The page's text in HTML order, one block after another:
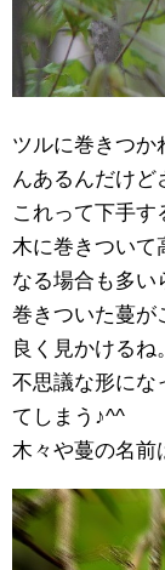
ツルに巻きつか
んあるんだけど
これって下手す
木に巻きついて
なる場合も多い
巻きついた蔓が
良く見かけるね。
不思議な形にな
てしまう♪^^
木々や蔓の名前